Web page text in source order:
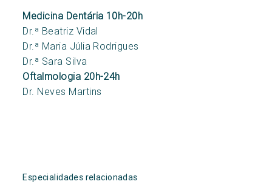
Medicina Dentária 10h-20h
Dr.ª Beatriz Vidal
Dr.ª Maria Júlia Rodrigues
Dr.ª Sara Silva
Oftalmologia 20h-24h
Dr. Neves Martins
Especialidades relacionadas